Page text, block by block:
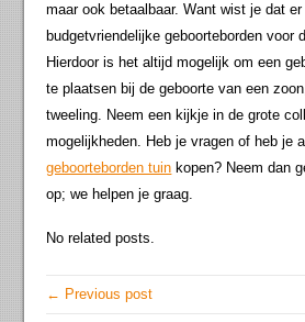
maar ook betaalbaar. Want wist je dat er
budgetvriendelijke geboorteborden voor
Hierdoor is het altijd mogelijk om een
te plaatsen bij de geboorte van een
tweeling. Neem een kijkje in de grote
mogelijkheden. Heb je vragen of heb je
geboorteborden tuin kopen? Neem dan
op; we helpen je graag.
No related posts.
← Previous post